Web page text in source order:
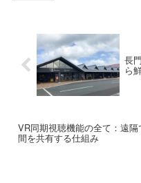
長
ら
VR同期視聴機能の全て：遠
間を共有する仕組み